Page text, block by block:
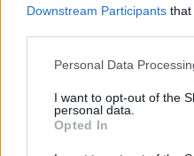
Downstream Participants that
Personal Data
I want to opt-out of the
personal data.
Opted In
Banca del Mezzogiorno
2024-04-04